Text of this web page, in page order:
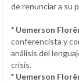
de renunciar a su
* Uemerson
conferencista y
análisis del
crisis.
* Uemerson